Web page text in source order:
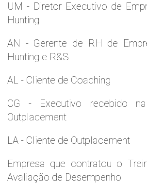
UM - Diretor Executivo de
Hunting
AN - Gerente de RH de
Hunting e R&S
AL - Cliente de Coaching
CG - Executivo recebido
Outplacement
LA - Cliente de Outplacement
Empresa que contratou o
Avaliação de Desempenho